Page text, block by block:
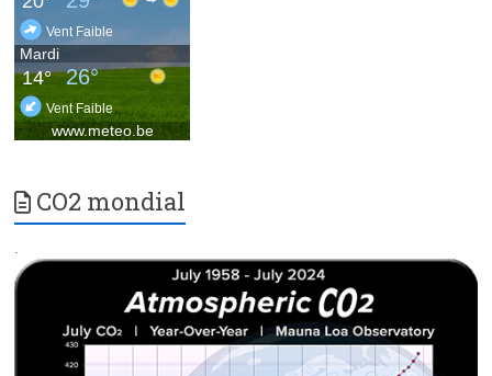
CO2 mondial
.